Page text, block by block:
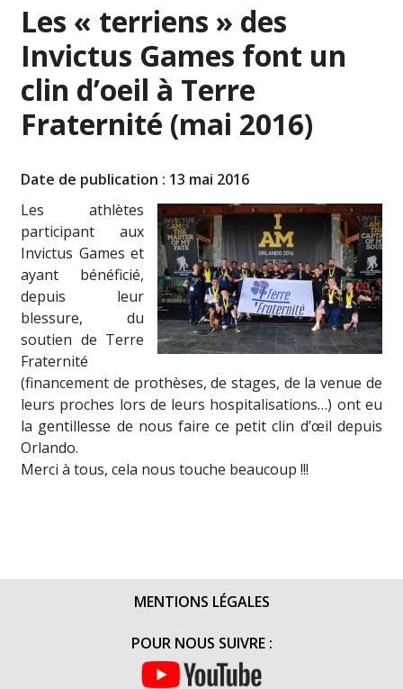
Les « terriens » des
Invictus Games font un
clin d’oeil à Terre
Fraternité (mai 2016)
Date de publication : 13 mai 2016
Les athlètes
participant aux
Invictus Games et
ayant bénéficié,
depuis leur
blessure, du
soutien de Terre
Fraternité
(financement de prothèses, de stages, de la venue de
leurs proches lors de leurs hospitalisations…) ont eu
la gentillesse de nous faire ce petit clin d’œil depuis
Orlando.
Merci à tous, cela nous touche beaucoup !!!
MENTIONS LÉGALES
POUR NOUS SUIVRE :